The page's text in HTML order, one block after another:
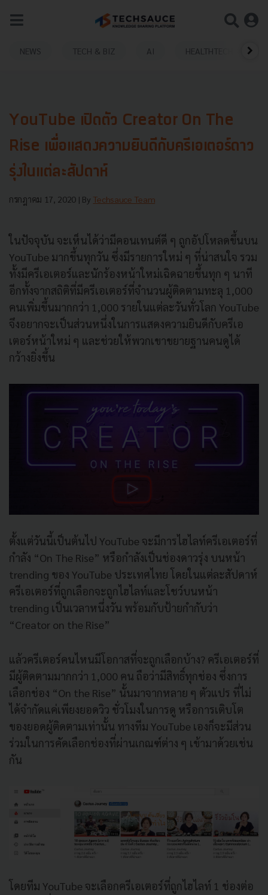
NEWS TECH & BIZ AI HEALTHTECH
YouTube เปิดตัว Creator On The
Rise เพื่อแสดงความยินดีกับครีเอเตอร์ดาว
รุ่งในแต่ละสัปดาห์
กรกฎาคม 17, 2020 | By Techsauce Team
ในปัจจุบัน จะเห็นได้ว่ามีคอนเทนต์ดี ๆ ถูกอัปโหลดขึ้นบน
YouTube มากขึ้นทุกวัน ซึ่งมีรายการใหม่ ๆ ที่น่าสนใจ รวม
ทั้งมีครีเอเตอร์และนักร้องหน้าใหม่เฉิดฉายขึ้นทุก ๆ นาที
อีกทั้งจากสถิติที่มีครีเอเตอร์ที่จำนวนผู้ติดตามทะลุ 1,000
คนเพิ่มขึ้นมากกว่า 1,000 รายในแต่ละวันทั่วโลก YouTube
จึงอยากจะเป็นส่วนหนึ่งในการแสดงความยินดีกับครีเอ
เตอร์หน้าใหม่ ๆ และช่วยให้พวกเขาขยายฐานคนดูได้
กว้างยิ่งขึ้น
ตั้งแต่วันนี้เป็นต้นไป YouTube จะมีการไฮไลท์ครีเอเตอร์ที่
กำลัง “On The Rise” หรือกำลังเป็นช่องดาวรุ่ง บนหน้า
trending ของ YouTube ประเทศไทย โดยในแต่ละสัปดาห์
ครีเอเตอร์ที่ถูกเลือกจะถูกไฮไลท์และโชว์บนหน้า
trending เป็นเวลาหนึ่งวัน พร้อมกับป้ายกำกับว่า
“Creator on the Rise”
แล้วครีเตอร์คนไหนมีโอกาสที่จะถูกเลือกบ้าง? ครีเอเตอร์ที่
มีผู้ติดตามมากกว่า 1,000 คน ถือว่ามีสิทธิ์ทุกช่อง ซึ่งการ
เลือกช่อง “On the Rise” นั้นมาจากหลาย ๆ ตัวแปร ที่ไม่
ได้จำกัดแค่เพียงยอดวิว ชั่วโมงในการดู หรือการเติบโต
ของยอดผู้ติดตามเท่านั้น ทางทีม YouTube เองก็จะมีส่วน
ร่วมในการคัดเลือกช่องที่ผ่านเกณฑ์ต่าง ๆ เข้ามาด้วยเช่น
กัน
โดยทีม YouTube จะเลือกครีเอเตอร์ที่ถูกไฮไลท์ 1 ช่องต่อ